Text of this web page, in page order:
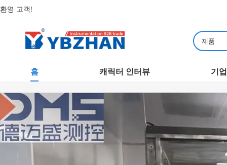
환영 고객!
제품
홈 캐릭터 인터뷰 기